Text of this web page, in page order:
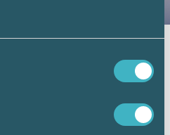
bidrar till
fortsätter att öka.